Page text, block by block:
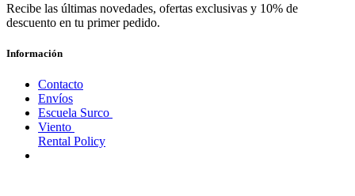
Recibe las últimas novedades, ofertas exclusivas y 10% de
descuento en tu primer pedido.
Información
Contacto
Envíos
Escuela Surco
Viento
Rental Policy